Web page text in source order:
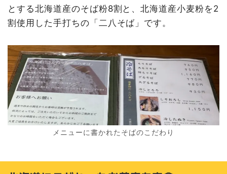
とする北海道産のそば粉8割と、北海道産小麦粉を2
割使用した手打ちの「二八そば」です。
メニューに書かれたそばのこだわり